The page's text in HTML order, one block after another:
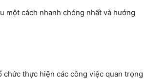
một cách nhanh chóng nhất và hướng
thực hiện các công việc quan trọng